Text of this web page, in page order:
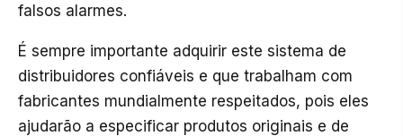
falsos alarmes.
É sempre importante adquirir este sistema de
distribuidores confiáveis e que trabalham com
fabricantes mundialmente respeitados, pois eles
ajudarão a especificar produtos originais e de